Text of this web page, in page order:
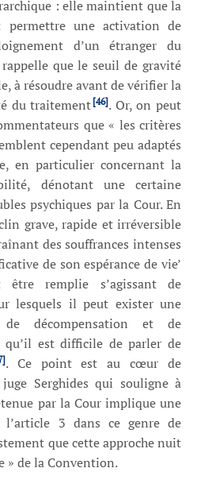
: elle maintient que la
permettre une activation de
d’un étranger du
que le seuil de gravité
à résoudre avant de vérifier la
du traitement [46]. Or, on peut
que « les critères
cependant peu adaptés
en particulier concernant la
dénotant une certaine
psychiques par la Cour. En
grave, rapide et irréversible
des souffrances intenses
de son espérance de vie’
remplie s’agissant de
lesquels il peut exister une
décompensation et de
qu’il est difficile de parler de
. Ce point est au cœur de
Serghides qui souligne à
par la Cour implique une
3 dans ce genre de
que cette approche nuit
» de la Convention.